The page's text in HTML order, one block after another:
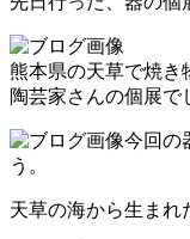
熊本県の天草で焼き
陶芸家さんの個展で
今回の
う。
天草の海から生まれ